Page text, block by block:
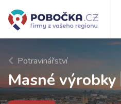
Potravinářství
Masné výrobky